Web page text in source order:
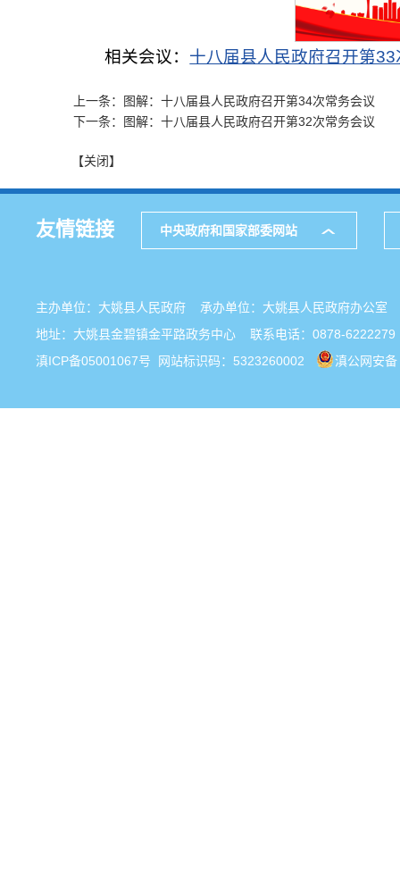
相关会议： 十八届县人民政府召开第
上一条：图解：十八届县人民政府召开第34次常务会议
下一条：图解：十八届县人民政府召开第32次常务会议
【关闭】
友情链接 中央政府和国家部委网站
主办单位：大姚县人民政府 承办单位：大姚县人民政府办公
地址：大姚县金碧镇金平路政务中心 联系电话：0878-6222279
滇ICP备05001067号 网站标识码：5323260002 滇公网安